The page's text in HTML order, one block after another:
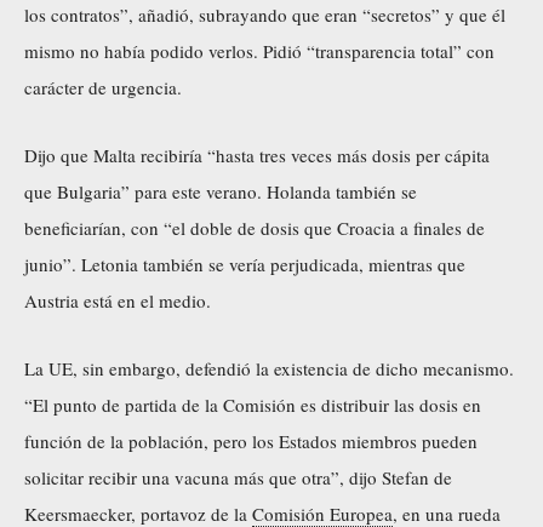
los contratos”, añadió, subrayando que eran “secretos” y que él
mismo no había podido verlos. Pidió “transparencia total” con
carácter de urgencia.
Dijo que Malta recibiría “hasta tres veces más dosis per cápita
que Bulgaria” para este verano. Holanda también se
beneficiarían, con “el doble de dosis que Croacia a finales de
junio”. Letonia también se vería perjudicada, mientras que
Austria está en el medio.
La UE, sin embargo, defendió la existencia de dicho mecanismo.
“El punto de partida de la Comisión es distribuir las dosis en
función de la población, pero los Estados miembros pueden
solicitar recibir una vacuna más que otra”, dijo Stefan de
Keersmaecker, portavoz de la Comisión Europea, en una rueda